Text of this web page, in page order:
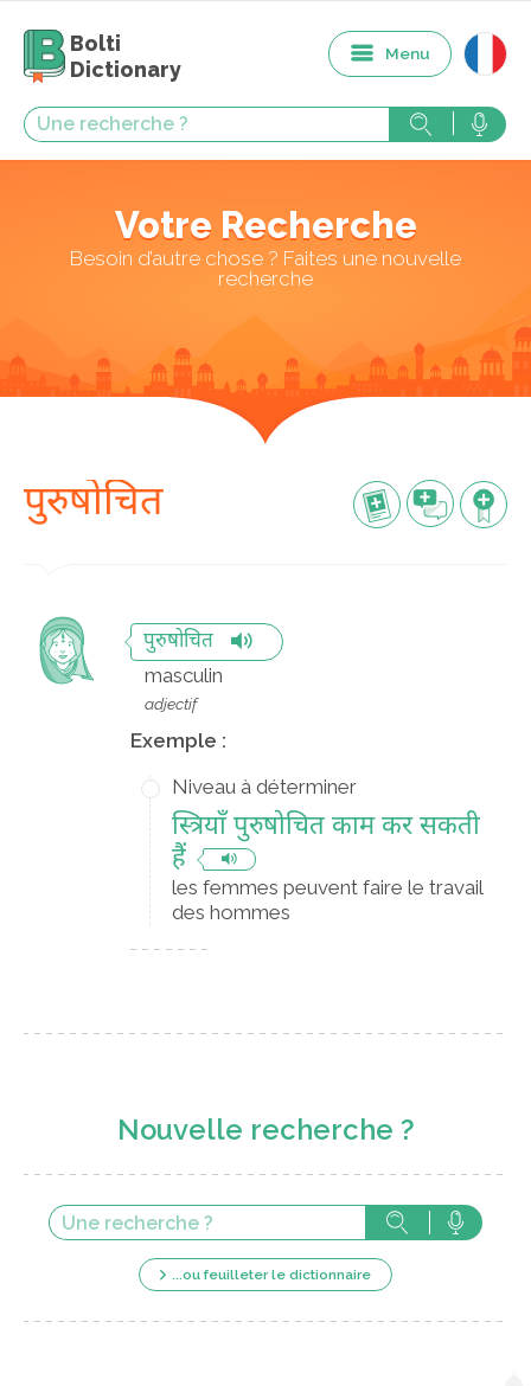
Bolti
Dictionary
Menu
Votre Recherche
Besoin d’autre chose ? Faites une nouvelle
recherche
पुरुषोचित
पुरुषोचित
masculin
adjectif
Exemple :
Niveau à déterminer
स्त्रियाँ पुरुषोचित काम कर सकती
हैं
les femmes peuvent faire le travail
des hommes
Nouvelle recherche ?
...ou feuilleter le dictionnaire